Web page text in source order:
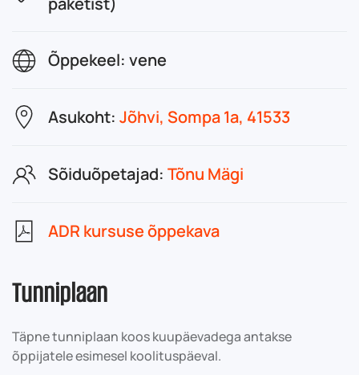
Õppekeel: vene
Asukoht: Jõhvi, Sompa 1a, 41533
Sõiduõpetajad: Tõnu Mägi
ADR kursuse õppekava
Tunniplaan
Täpne tunniplaan koos kuupäevadega antakse
õppijatele esimesel koolituspäeval.